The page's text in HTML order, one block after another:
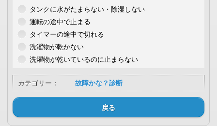
タンクに水がたまらない・除湿しない
運転の途中で止まる
タイマーの途中で切れる
洗濯物が乾かない
洗濯物が乾いているのに止まらない
カテゴリー： 故障かな？診断
戻る